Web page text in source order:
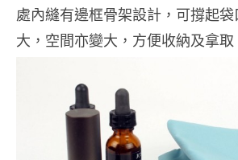
處內縫有邊框骨架設計，可撐起
大，空間亦變大，方便收納及拿取